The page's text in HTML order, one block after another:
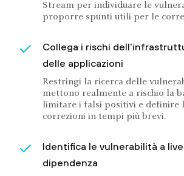
Stream per individuare le
proporre spunti utili per le
Collega i rischi
delle applicazioni
Restringi la ricerca delle
mettono realmente a rischio la
limitare i falsi positivi e definire
correzioni in tempi più brevi.
Identifica le vulnerabilità a
dipendenza